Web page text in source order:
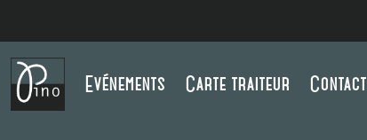
Evénements Carte traiteur Contact